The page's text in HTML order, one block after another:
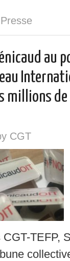
au
millions
CGT
TEFP,